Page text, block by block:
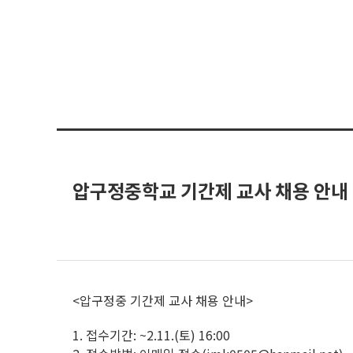
압구정중학교 기간제 교사 채용 안내
<압구정중 기간제 교사 채용 안내>
1. 접수기간: ~2.11.(토) 16:00